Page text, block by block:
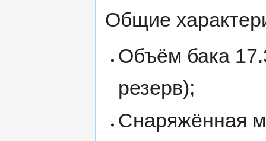
Общие
Объём бака
резерв);
Снаряжённая